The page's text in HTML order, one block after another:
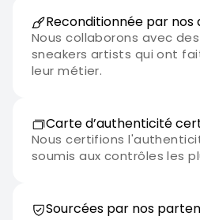
Reconditionnée par nos
Nous collaborons avec
sneakers artists qui ont
leur métier.
Carte d’authenticité
Nous certifions
soumis aux contrôles les
Sourcées par nos